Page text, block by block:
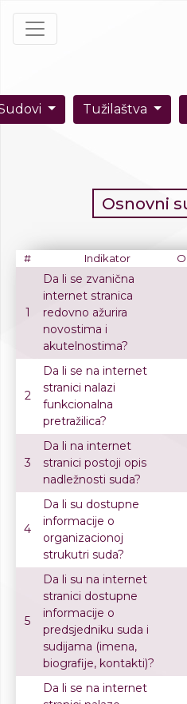
Tužilaštva
Osnovni
# Indikator
1
Da li se zvanična
internet stranica
redovno ažurira
novostima i
akutelnostima?
2
Da li se na internet
stranici nalazi
funkcionalna
pretražilica?
3
Da li na internet
stranici postoji opis
nadležnosti suda?
4
Da li su dostupne
informacije o
organizacionoj
strukutri suda?
5
Da li su na internet
stranici dostupne
informacije o
predsjedniku suda i
sudijama (imena,
biografije, kontakti)?
Da li se na internet